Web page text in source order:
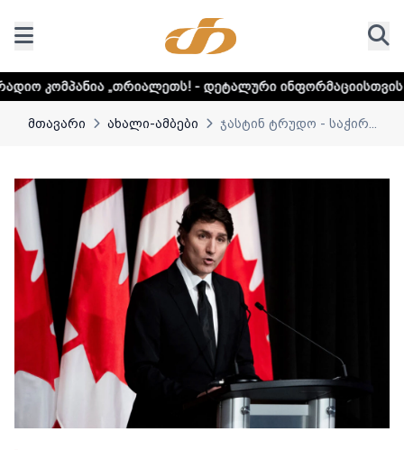
- დეტალური ინფორმაციისთვის დააკლიკეთ
მთავარი ახალი-ამბები ჯასტინ ტრუდო - საჭირ...